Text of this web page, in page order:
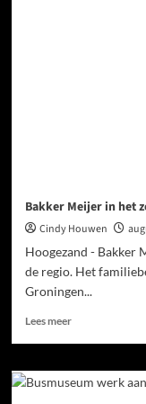
Bakker Meijer in het
Cindy Houwen
Hoogezand - Bakker
de regio. Het
Groningen...
Lees meer